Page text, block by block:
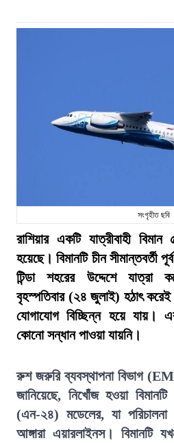
সংগৃহীত ছবি
রাশিয়ার একটি যাত্রীবাহী
হয়েছে। বিমানটি চীন সীমান্তবর্তী
টিন্ডা শহরের উদ্দেশে যাত্রা
বৃহস্পতিবার (২৪ জুলাই) হঠাৎ করেই
যোগাযোগ বিচ্ছিন্ন হয়ে যায়।
কোনো সন্ধান পাওয়া যায়নি।
রুশ জরুরি ব্যবস্থাপনা বিভাগ
জানিয়েছে, নিখোঁজ হওয়া
(এন-২৪) মডেলের, যা পরিচালনা
আঙ্গারা এয়ারলাইনস। বিমানটি